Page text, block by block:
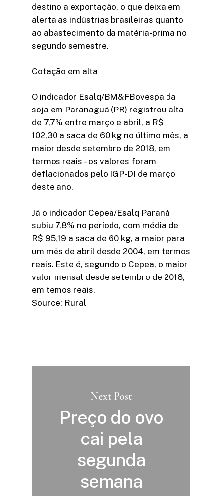
destino a exportação, o que deixa em
alerta as indústrias brasileiras quanto
ao abastecimento da matéria-prima no
segundo semestre.
Cotação em alta
O indicador Esalq/BM&FBovespa da
soja em Paranaguá (PR) registrou alta
de 7,7% entre março e abril, a R$
102,30 a saca de 60 kg no último mês, a
maior desde setembro de 2018, em
termos reais – os valores foram
deflacionados pelo IGP-DI de março
deste ano.
Já o indicador Cepea/Esalq Paraná
subiu 7,8% no período, com média de
R$ 95,19 a saca de 60 kg, a maior para
um mês de abril desde 2004, em termos
reais. Este é, segundo o Cepea, o maior
valor mensal desde setembro de 2018,
em temos reais.
Source: Rural
Next Post
Preço do ovo
cai pela
segunda
semana